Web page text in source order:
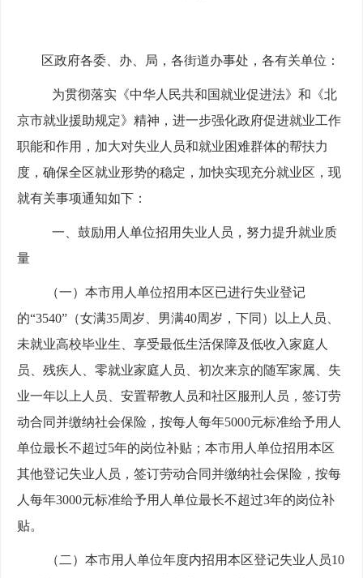
区政府各委、办、局，各街道办事处，各有关单位：
为贯彻落实《中华人民共和国就业促进法》和《北
京市就业援助规定》精神，进一步强化政府促进就业工作
职能和作用，加大对失业人员和就业困难群体的帮扶力
度，确保全区就业形势的稳定，加快实现充分就业区，现
就有关事项通知如下：
一、鼓励用人单位招用失业人员，努力提升就业质
量
（一）本市用人单位招用本区已进行失业登记
的“3540”（女满35周岁、男满40周岁，下同）以上人员、
未就业高校毕业生、享受最低生活保障及低收入家庭人
员、残疾人、零就业家庭人员、初次来京的随军家属、失
业一年以上人员、安置帮教人员和社区服刑人员，签订劳
动合同并缴纳社会保险，按每人每年5000元标准给予用人
单位最长不超过5年的岗位补贴；本市用人单位招用本区
其他登记失业人员，签订劳动合同并缴纳社会保险，按每
人每年3000元标准给予用人单位最长不超过3年的岗位补
贴。
（二）本市用人单位年度内招用本区登记失业人员10